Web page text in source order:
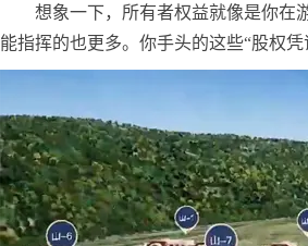
想象一下，所有者权益就像是你在
能指挥的也更多。你手头的这些“股权